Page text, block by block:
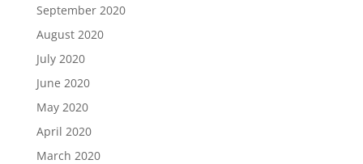
September 2020
August 2020
July 2020
June 2020
May 2020
April 2020
March 2020